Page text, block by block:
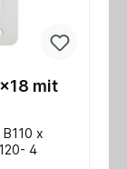
mit
x
4